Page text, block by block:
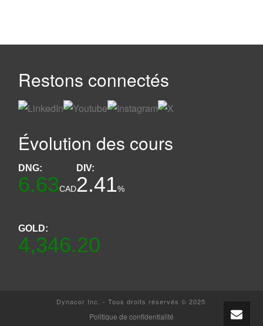
Restons connectés
Évolution des cours
DNG:
6.63CAD
DIV:
2.41%
GOLD:
4,346.20
Dynacor Inc. - Tous droits réservés © 2025
Politique de confidentialité